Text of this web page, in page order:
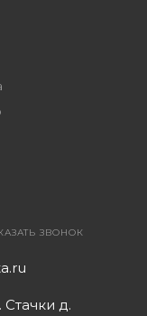
ЗВОНОК
Стачки д.